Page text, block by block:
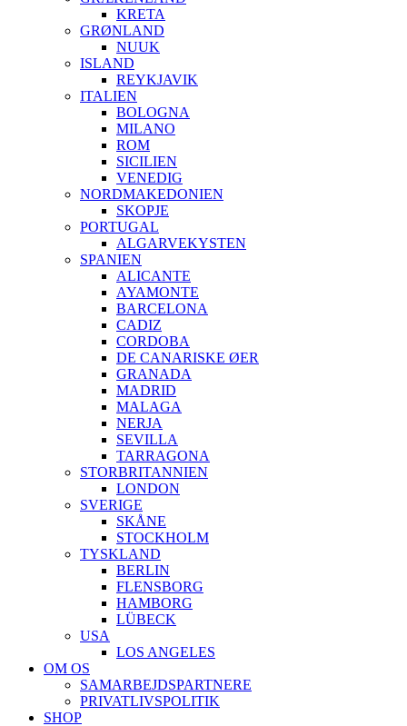
KRETA
GRØNLAND
NUUK
ISLAND
REYKJAVIK
ITALIEN
BOLOGNA
MILANO
ROM
SICILIEN
VENEDIG
NORDMAKEDONIEN
SKOPJE
PORTUGAL
ALGARVEKYSTEN
SPANIEN
ALICANTE
AYAMONTE
BARCELONA
CADIZ
CORDOBA
DE CANARISKE ØER
GRANADA
MADRID
MALAGA
NERJA
SEVILLA
TARRAGONA
STORBRITANNIEN
LONDON
SVERIGE
SKÅNE
STOCKHOLM
TYSKLAND
BERLIN
FLENSBORG
HAMBORG
LÜBECK
USA
LOS ANGELES
OM OS
SAMARBEJDSPARTNERE
PRIVATLIVSPOLITIK
SHOP